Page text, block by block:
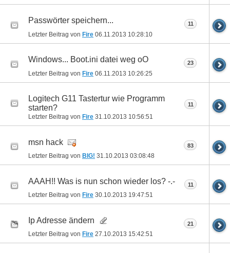
Passwörter speichern...
Letzter Beitrag von Fire 06.11.2013 10:28:10
11
Windows... Boot.ini datei weg oO
Letzter Beitrag von Fire 06.11.2013 10:26:25
23
Logitech G11 Tastertur wie Programm
starten?
Letzter Beitrag von Fire 31.10.2013 10:56:51
11
msn hack
Letzter Beitrag von BIG! 31.10.2013 03:08:48
83
AAAH!! Was is nun schon wieder los? -.-
Letzter Beitrag von Fire 30.10.2013 19:47:51
11
Ip Adresse ändern
Letzter Beitrag von Fire 27.10.2013 15:42:51
21